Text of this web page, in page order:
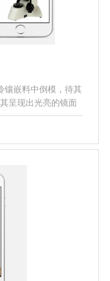
镶嵌料中倒模，待其
呈现出光亮的镜面